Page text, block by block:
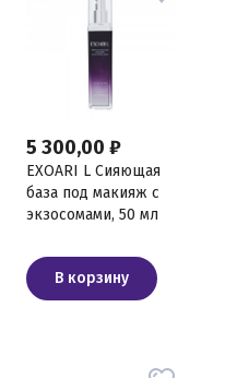
5 300,00 ₽
EXOARI L Сияющая
база под макияж с
экзосомами, 50 мл
В корзину